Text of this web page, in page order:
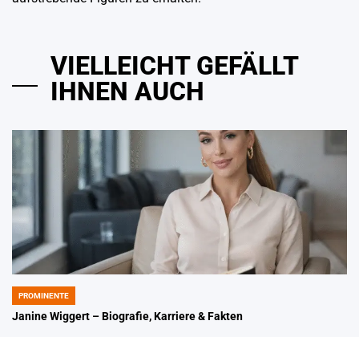
VIELLEICHT GEFÄLLT
IHNEN AUCH
POSTED
IN
PROMINENTE
Janine Wiggert – Biografie, Karriere & Fakten